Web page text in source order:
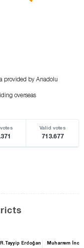
provided by Anadolu
overseas
Valid votes
713.677
R.Tayyip Erdoğan Muharrem İnce